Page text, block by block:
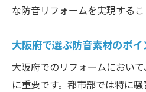
住環境改善を目指す
都市部での効果的な
大阪府の都市生活に
な防音リフォームを実現するこ
大阪府で選ぶ防音素材のポイ
大阪府でのリフォームにおい
に重要です。都市部では特に